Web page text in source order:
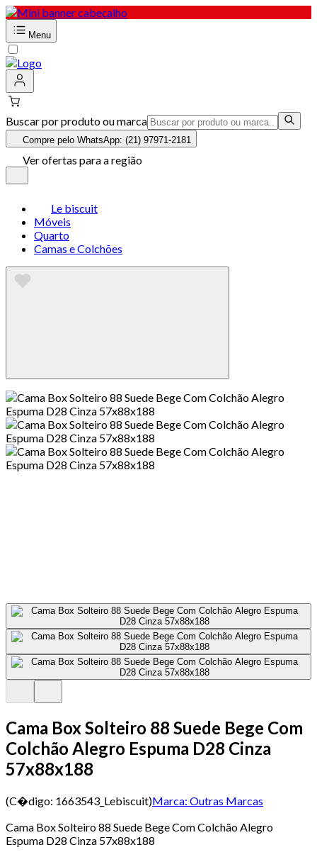
Menu
Buscar por produto ou marca
Compre pelo WhatsApp: (21) 97971-2181
Ver ofertas para a região
Le biscuit
Móveis
Quarto
Camas e Colchões
Cama Box Solteiro 88 Suede Bege Com
Colchão Alegro Espuma D28 Cinza
57x88x188
(C�digo: 1663543_Lebiscuit)Marca: Outras Marcas
Cama Box Solteiro 88 Suede Bege Com Colchão Alegro
Espuma D28 Cinza 57x88x188